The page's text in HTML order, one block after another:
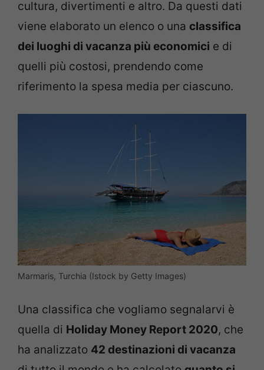
cultura, divertimenti e altro. Da questi dati
viene elaborato un elenco o una classifica
dei luoghi di vacanza più economici e di
quelli più costosi, prendendo come
riferimento la spesa media per ciascuno.
Marmaris, Turchia (Istock by Getty Images)
Una classifica che vogliamo segnalarvi è
quella di Holiday Money Report 2020, che
ha analizzato 42 destinazioni di vacanza